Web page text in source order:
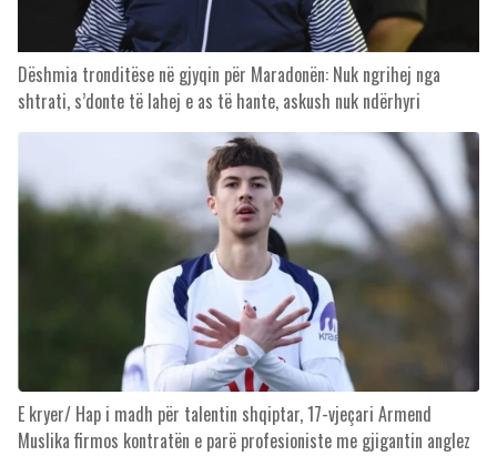
Dëshmia tronditëse në gjyqin për Maradonën: Nuk ngrihej nga
shtrati, s’donte të lahej e as të hante, askush nuk ndërhyri
E kryer/ Hap i madh për talentin shqiptar, 17-vjeçari Armend
Muslika firmos kontratën e parë profesioniste me gjigantin anglez